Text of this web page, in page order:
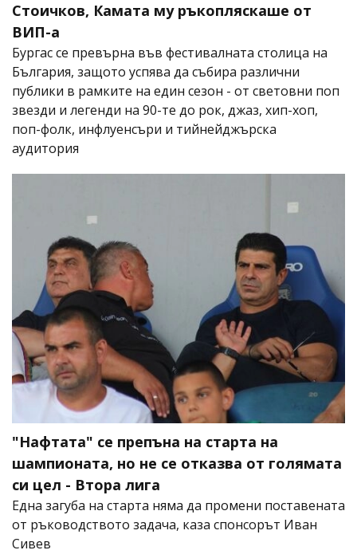
Стоичков, Камата му ръкопляскаше от
ВИП-а
Бургас се превърна във фестивалната столица на
България, защото успява да събира различни
публики в рамките на един сезон - от световни поп
звезди и легенди на 90-те до рок, джаз, хип-хоп,
поп-фолк, инфлуенсъри и тийнейджърска
аудитория
"Нафтата" се препъна на старта на
шампионата, но не се отказва от голямата
си цел - Втора лига
Една загуба на старта няма да промени поставената
от ръководството задача, каза спонсорът Иван
Сивев